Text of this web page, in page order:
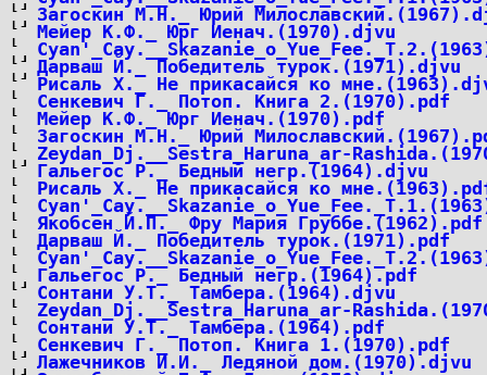
Загоскин М.Н._ Юрий
Мейер К.Ф._ Юрг Иенач.(1970).djvu
Дарваш Й._ Победитель турок.(1971).djvu
Рисаль Х._ Не прикасайся ко
Сенкевич Г._ Потоп. Книга 2.(1970).pdf
Мейер К.Ф._ Юрг Иенач.(1970).pdf
Загоскин М.Н._ Юрий
Zeydan_Dj.__Sestra_Haruna_ar-
Гальегос Р._ Бедный негр.(1964).djvu
Рисаль Х._ Не прикасайся ко
Якобсен Й.П._ Фру Мария Груббе.(1962).pdf
Дарваш Й._ Победитель турок.(1971).pdf
Гальегос Р._ Бедный негр.(1964).pdf
Сонтани У.Т._ Тамбера.(1964).djvu
Zeydan_Dj.__Sestra_Haruna_ar-
Сонтани У.Т._ Тамбера.(1964).pdf
Сенкевич Г._ Потоп. Книга 1.(1970).pdf
Лажечников И.И._ Ледяной дом.(1970).djvu